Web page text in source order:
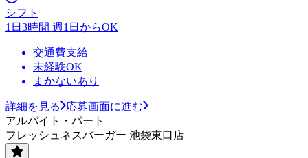
シフト
1日3時間 週1日からOK
交通費支給
未経験OK
まかないあり
詳細を見る
応募画面に進む
アルバイト・パート
フレッシュネスバーガー 池袋東口店